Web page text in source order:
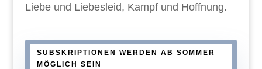
Liebe und Liebesleid, Kampf und Hoffnung.
SUBSKRIPTIONEN WERDEN AB SOMMER
MÖGLICH SEIN